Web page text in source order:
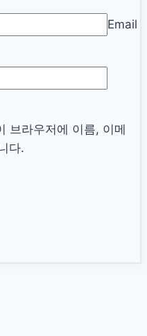
Email
브라우저에 이름, 이메
다.